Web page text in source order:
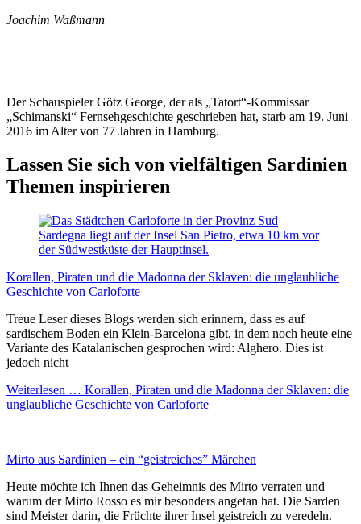
Joachim Waßmann
Der Schauspieler Götz George, der als „Tatort“-Kommissar
„Schimanski“ Fernsehgeschichte geschrieben hat, starb am 19. Juni
2016 im Alter von 77 Jahren in Hamburg.
Lassen Sie sich von vielfältigen Sardinien
Themen inspirieren
Korallen, Piraten und die Madonna der Sklaven: die unglaubliche
Geschichte von Carloforte
Treue Leser dieses Blogs werden sich erinnern, dass es auf
sardischem Boden ein Klein-Barcelona gibt, in dem noch heute eine
Variante des Katalanischen gesprochen wird: Alghero. Dies ist
jedoch nicht
Weiterlesen … Korallen, Piraten und die Madonna der Sklaven: die
unglaubliche Geschichte von Carloforte
Mirto aus Sardinien – ein “geistreiches” Märchen
Heute möchte ich Ihnen das Geheimnis des Mirto verraten und
warum der Mirto Rosso es mir besonders angetan hat. Die Sarden
sind Meister darin, die Früchte ihrer Insel geistreich zu veredeln.